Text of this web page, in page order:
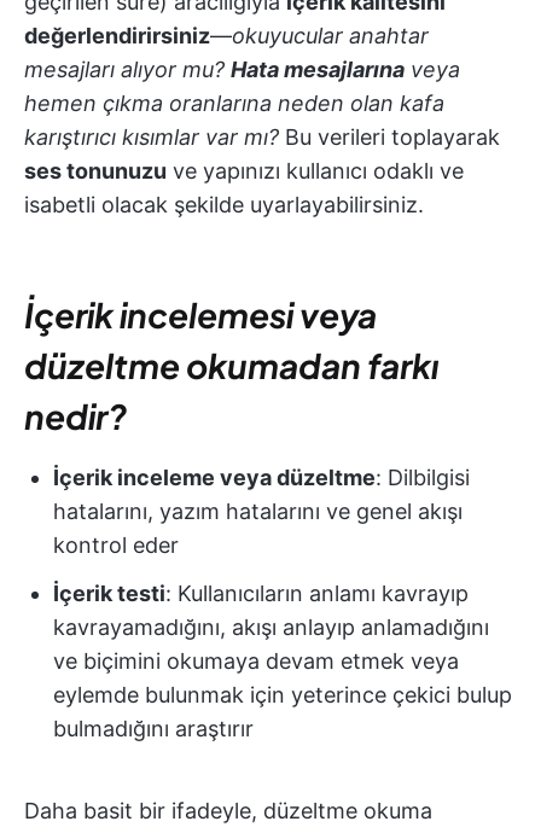
değerlendirirsiniz—okuyucular anahtar
mesajları alıyor mu? Hata mesajlarına veya
hemen çıkma oranlarına neden olan kafa
karıştırıcı kısımlar var mı? Bu verileri toplayarak
ses tonunuzu ve yapınızı kullanıcı odaklı ve
isabetli olacak şekilde uyarlayabilirsiniz.
İçerik incelemesi veya
düzeltme okumadan farkı
nedir?
İçerik inceleme veya düzeltme: Dilbilgisi
hatalarını, yazım hatalarını ve genel akışı
kontrol eder
İçerik testi: Kullanıcıların anlamı kavrayıp
kavrayamadığını, akışı anlayıp anlamadığını
ve biçimini okumaya devam etmek veya
eylemde bulunmak için yeterince çekici bulup
bulmadığını araştırır
Daha basit bir ifadeyle, düzeltme okuma